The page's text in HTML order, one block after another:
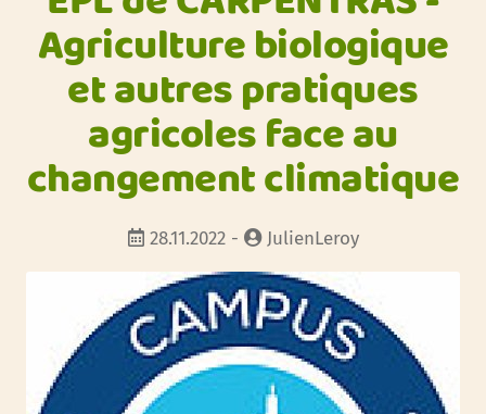
Agriculture biologique
et autres pratiques
agricoles face au
changement climatique
28.11.2022 - JulienLeroy